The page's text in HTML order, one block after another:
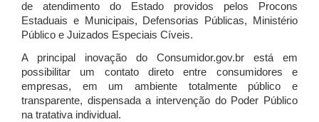
de atendimento do Estado providos pelos Procons
Estaduais e Municipais, Defensorias Públicas, Ministério
Público e Juizados Especiais Cíveis.
A principal inovação do Consumidor.gov.br está em
possibilitar um contato direto entre consumidores e
empresas, em um ambiente totalmente público e
transparente, dispensada a intervenção do Poder Público
na tratativa individual.